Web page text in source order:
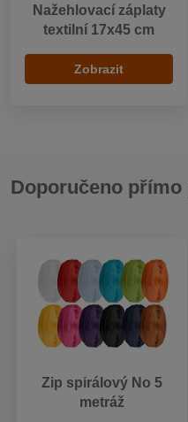
Nažehlovací záplaty
textilní 17x45 cm
Zobrazit
Doporučeno přímo
Zip spirálový No 5
metráž